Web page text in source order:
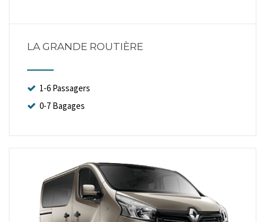
LA GRANDE ROUTIÈRE
1-6 Passagers
0-7 Bagages